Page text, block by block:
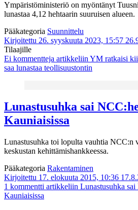
Ympäristöministeriö on myöntänyt
lunastaa 4,12 hehtaarin suuruisen alueen.
Pääkategoria Suunnittelu
Kirjoitettu 26. syyskuuta 2023, 15:57
Tilaajille
Ei kommentteja artikkeliin YM ratkaisi
saa lunastaa teollisuustontin
Lunastusuhka sai
Kauniaisissa
Lunastusuhka toi lopulta vauhtia NCC:n
keskustan kehittämishankkeessa.
Pääkategoria Rakentaminen
Kirjoitettu 17. elokuuta 2015, 10:36
1 kommentti artikkeliin Lunastusuhka
Kauniaisissa